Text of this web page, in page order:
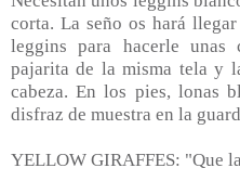
corta. La seño os hará
leggins para hacerle unas
pajarita de la misma tela y
cabeza. En los pies, lonas
disfraz de muestra en la
YELLOW GIRAFFES: "Que